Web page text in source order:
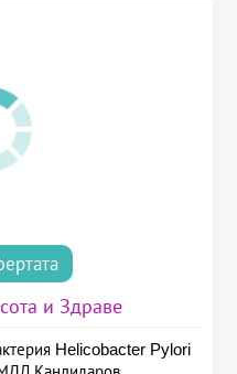
и Здраве
Helicobacter Pylori